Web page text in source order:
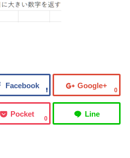
0
0